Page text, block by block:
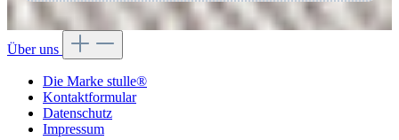
Über uns
Die Marke stulle®
Kontaktformular
Datenschutz
Impressum